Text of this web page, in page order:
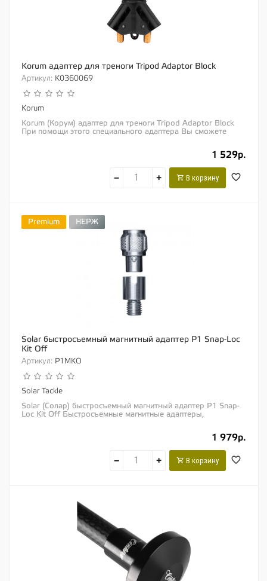
Korum адаптер для треноги Tripod Adaptor Block
Артикул: K0360069
Korum
Korum (Корум) адаптер для треноги Tripod Adaptor Block
При помощи этого специального адаптера Вы сможете
1 529р.
− + В корзину
Premium НЕРЖ
Solar быстросъемный магнитный адаптер P1 Snap-Loc
Kit Off
Артикул: P1MKO
Solar Tackle
Solar (Солар) быстросъемный магнитный адаптер P1 Snap-
Loc Kit Off Быстросъемные магнитные адаптеры,
1 979р.
− + В корзину